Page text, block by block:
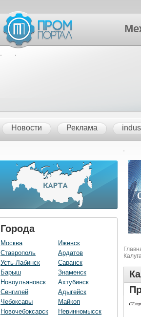
Новости Реклама
Города
Москва
Ставрополь
Усть-Лабинск
Барыш
Новоульяновск
Сенгилей
Чебоксары
Новочебоксарск
Ижевск
Ардатов
Саранск
Знаменск
Ахтубинск
Адыгейск
Майкоп
Невинномысск